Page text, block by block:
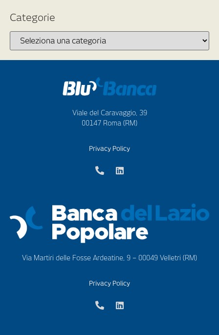
Categorie
Viale del Caravaggio, 39
00147 Roma (RM)
Privacy Policy
Via Martiri delle Fosse Ardeatine, 9 – 00049 Velletri (RM)
Privacy Policy